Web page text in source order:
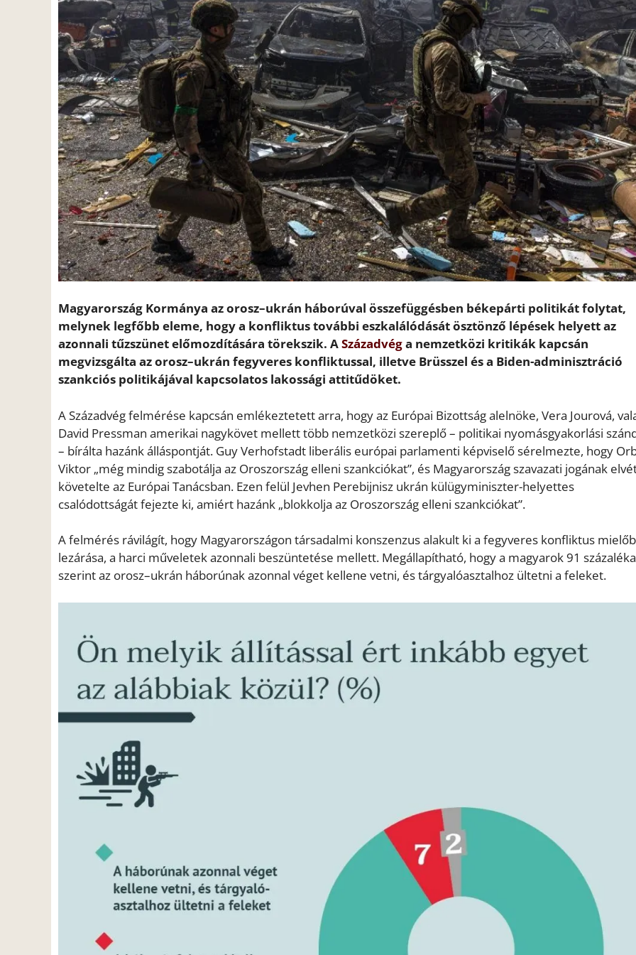
Magyarország Kormánya az orosz–ukrán háborúval összefüggésben békepárti politikát folytat,
melynek legfőbb eleme, hogy a konfliktus további eszkalálódását ösztönző lépések helyett az
azonnali tűzszünet előmozdítására törekszik. ASzázadvéga nemzetközi kritikák kapcsán
megvizsgálta az orosz–ukrán fegyveres konfliktussal, illetve Brüsszel és a Biden-adminisztráció
szankciós politikájával kapcsolatos lakossági attitűdöket.
A Századvég felmérése kapcsán emlékeztetett arra, hogy az Európai Bizottság alelnöke, Vera Jourová,
David Pressman amerikai nagykövet mellett több nemzetközi szereplő – politikai nyomásgyakorlási
– bírálta hazánk álláspontját. Guy Verhofstadt liberális európai parlamenti képviselő sérelmezte, hogy
Viktor „még mindig szabotálja az Oroszország elleni szankciókat”, és Magyarország szavazati jogának
követelte az Európai Tanácsban. Ezen felül Jevhen Perebijnisz ukrán külügyminiszter-helyettes
csalódottságát fejezte ki, amiért hazánk „blokkolja az Oroszország elleni szankciókat”.
A felmérés rávilágít, hogy Magyarországon társadalmi konszenzus alakult ki a fegyveres konfliktus
lezárása, a harci műveletek azonnali beszüntetése mellett. Megállapítható, hogy a magyarok 91 százaléka
szerint az orosz–ukrán háborúnak azonnal véget kellene vetni, és tárgyalóasztalhoz ültetni a feleket.